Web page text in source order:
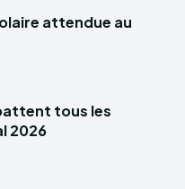
attendue au
tous les
2026